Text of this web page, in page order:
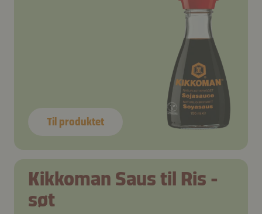
Til produktet
Kikkoman Saus til Ris -
søt